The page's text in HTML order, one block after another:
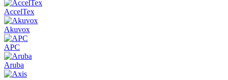
AccelTex
Akuvox
APC
Aruba